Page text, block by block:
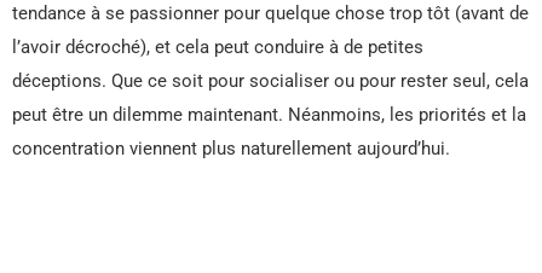
tendance à se passionner pour quelque chose trop tôt (avant de
l’avoir décroché), et cela peut conduire à de petites
déceptions. Que ce soit pour socialiser ou pour rester seul, cela
peut être un dilemme maintenant. Néanmoins, les priorités et la
concentration viennent plus naturellement aujourd’hui.